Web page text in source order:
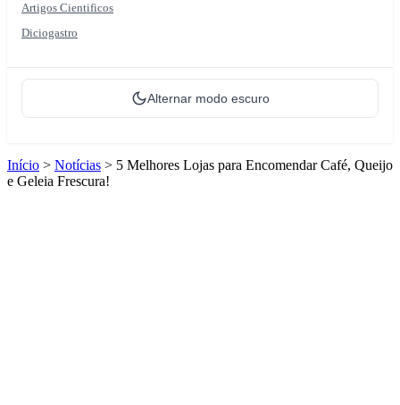
Artigos Cientificos
Diciogastro
Alternar modo escuro
Início > Notícias > 5 Melhores Lojas para Encomendar Café, Queijo
e Geleia Frescura!